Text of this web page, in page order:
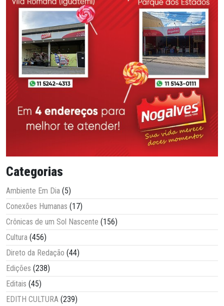
Categorias
Ambiente Em Dia (5)
Conexões Humanas (17)
Crônicas de um Sol Nascente (156)
Cultura (456)
Direto da Redação (44)
Edições (238)
Editais (45)
EDITH CULTURA (239)